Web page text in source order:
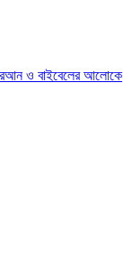
ও বাইবেলের আলোকে